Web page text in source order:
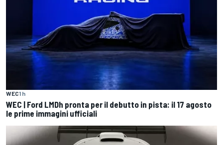
WEC1 h
WEC | Ford LMDh pronta per il debutto in pista: il 17 agosto
le prime immagini ufficiali